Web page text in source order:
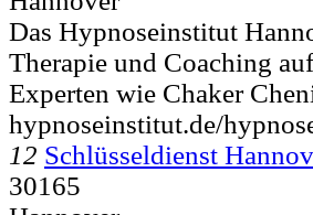
Das Hypnoseinstitut
Therapie und Coaching
Experten wie Chaker
hypnoseinstitut.de/
12 Schlüsseldienst
30165